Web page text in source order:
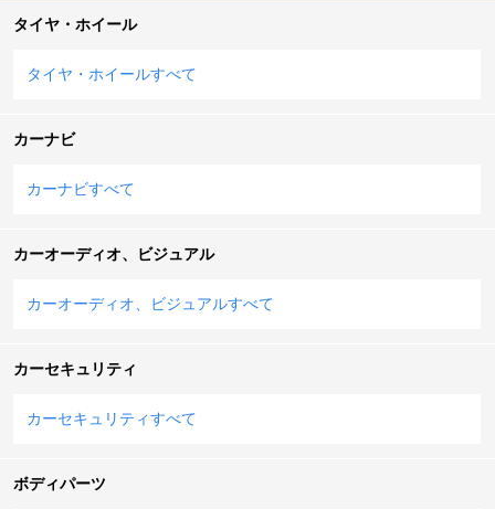
タイヤ・ホイール
タイヤ・ホイールすべて
カーナビ
カーナビすべて
カーオーディオ、ビジュアル
カーオーディオ、ビジュアルすべて
カーセキュリティ
カーセキュリティすべて
ボディパーツ